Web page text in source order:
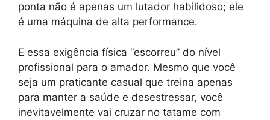
ponta não é apenas um lutador habilidoso; ele
é uma máquina de alta performance.
E essa exigência física “escorreu” do nível
profissional para o amador. Mesmo que você
seja um praticante casual que treina apenas
para manter a saúde e desestressar, você
inevitavelmente vai cruzar no tatame com